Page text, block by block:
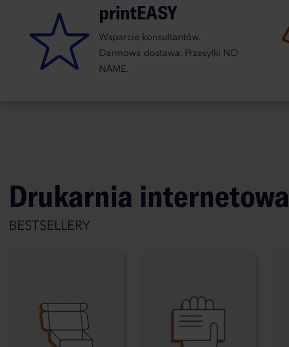
printEASY
Wsparcie konsultantów.
Darmowa dostawa. Przesyłki NO
NAME.
Drukarnia internetowa
BESTSELLERY